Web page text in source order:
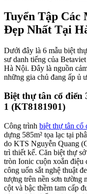
Tuyển Tập
Đẹp Nhất Tại
Dưới đây là 6 mẫu biệt
sư danh tiếng của
Hà Nội. Đây là nguồn
những gia chủ đang ấp ủ
Biệt thự tân cổ điển
1 (KT8181901)
Công trình biệt thự tân cổ
dựng 585m² tọa lạc tại
do KTS Nguyễn Quang
trì thiết kế. Căn biệt thự
tròn Ionic cuộn xoắn điệu
công uốn sắt nghệ thuật
tượng trên nền sơn tường
cột và bậc thềm tam cấp